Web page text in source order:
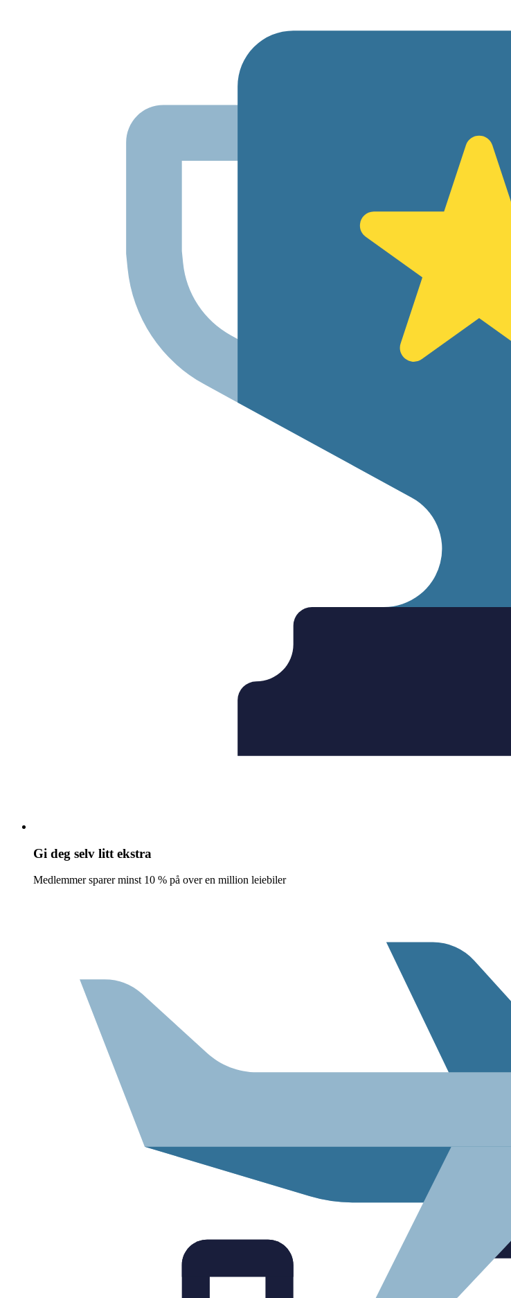
Gi deg selv litt ekstra
Medlemmer sparer minst 10 % på over en million leiebiler